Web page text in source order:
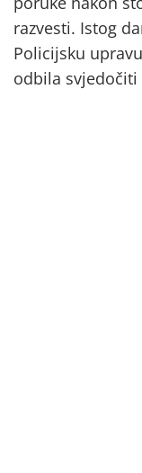
razvesti. Istog
Policijsku
odbila svjedočiti